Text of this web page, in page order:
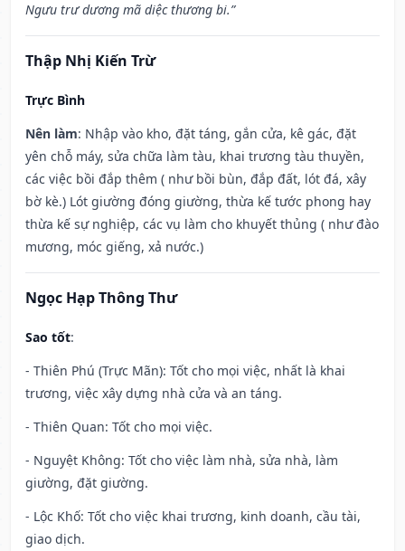
Ngưu trư dương mã diệc thương bi.”
Thập Nhị Kiến Trừ
Trực Bình
Nên làm: Nhập vào kho, đặt táng, gắn cửa, kê gác, đặt
yên chỗ máy, sửa chữa làm tàu, khai trương tàu thuyền,
các việc bồi đắp thêm ( như bồi bùn, đắp đất, lót đá, xây
bờ kè.) Lót giường đóng giường, thừa kế tước phong hay
thừa kế sự nghiệp, các vụ làm cho khuyết thủng ( như đào
mương, móc giếng, xả nước.)
Ngọc Hạp Thông Thư
Sao tốt:
- Thiên Phú (Trực Mãn): Tốt cho mọi việc, nhất là khai
trương, việc xây dựng nhà cửa và an táng.
- Thiên Quan: Tốt cho mọi việc.
- Nguyệt Không: Tốt cho việc làm nhà, sửa nhà, làm
giường, đặt giường.
- Lộc Khố: Tốt cho việc khai trương, kinh doanh, cầu tài,
giao dịch.